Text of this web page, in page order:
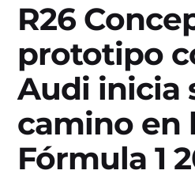
R26
prototipo
Audi inicia
camino en
Fórmula 1